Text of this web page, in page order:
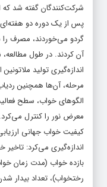
شرکت‌کنندگان گفته شد که
پس از یک دوره دو هفته‌ای
گردو می‌خوردند، مصرف
آن کردند. در طول مطالعه،
اندازه‌گیری تولید
مرحله، آن‌ها همچنین
الگوهای خواب، سطح
معرض نور را کنترل
کیفیت خواب جهانی
اندازه‌گیری می‌کرد:
بازده خواب (مدت زمان
رختخواب)، تعداد بیدار